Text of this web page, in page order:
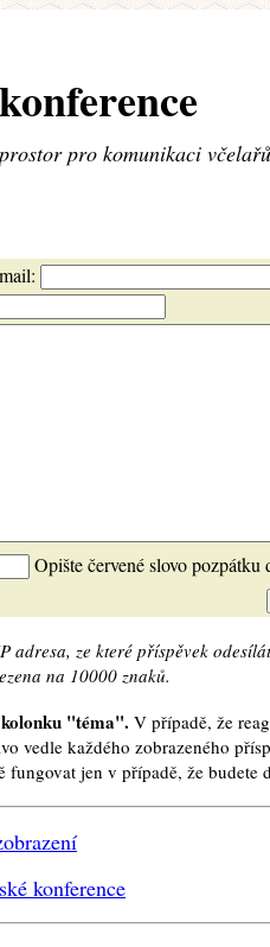
pro komunikaci
Opište červené slovo pozpátku
adresa, ze které příspěvek
na 10000 znaků.
"téma". V případě, že
vedle každého zobrazeného
fungovat jen v případě, že budete
konference